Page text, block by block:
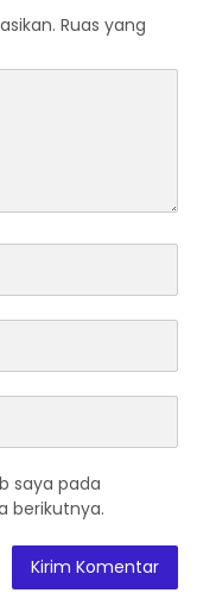
2026
Ruas yang
saya pada
berikutnya.